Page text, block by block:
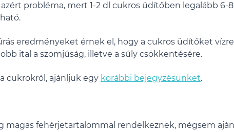
probléma, mert 1-2 dl cukros üdítőben legalább 6-8
eredményeket érnek el, hogy a cukros üdítőket vízre
ital a szomjúság, illetve a súly csökkentésére.
cukrokról, ajánljuk egy korábbi bejegyzésünket.
magas fehérjetartalommal rendelkeznek, mégsem